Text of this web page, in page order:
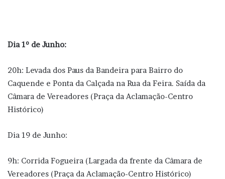
Dia 1º de Junho:
20h: Levada dos Paus da Bandeira para Bairro do
Caquende e Ponta da Calçada na Rua da Feira. Saída da
Câmara de Vereadores (Praça da Aclamação-Centro
Histórico)
Dia 19 de Junho:
9h: Corrida Fogueira (Largada da frente da Câmara de
Vereadores (Praça da Aclamação-Centro Histórico)